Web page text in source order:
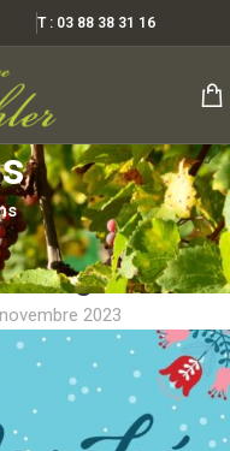
T : 03 88 38 31 16
Willgottheim
2023